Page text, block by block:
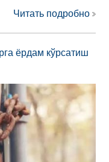
Читать подробно
ёрдам кўрсатиш